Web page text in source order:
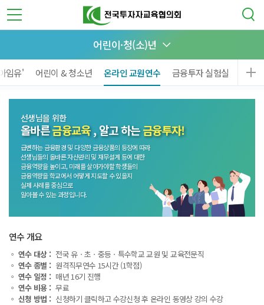
어린이·청(소)년
임유' 어린이 & 청소년 온라인 교원연수 금융투자 실험실
선생님을 위한
올바른금융교육, 알고 하는금융투자!
급변하는 금융환경 및 다양한 금융상품의 등장에 따라
선생님들의 올바른 자산관리 및 재무설계 등에 대한
금융역량을 높이고, 미래를 살아가야할 학생들의
금융역량을 학교에서 어떻게 지도할 수 있을지
실제 사례를 중심으로
알아볼 수 있는 과정입니다.
연수 개요
◦ 연수 대상 : 전국 유ㆍ초ㆍ중등ㆍ특수학교 교원 및 교육전문직
◦ 연수 종별 : 원격직무연수 15시간 (1학점)
◦ 연수 일정 : 매년 16기 진행
◦ 연수 비용 : 무료
◦ 신청 방법 : 신청하기 클릭하고 수강신청 후 온라인 동영상 강의 수강